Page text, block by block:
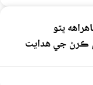
ڀٽو